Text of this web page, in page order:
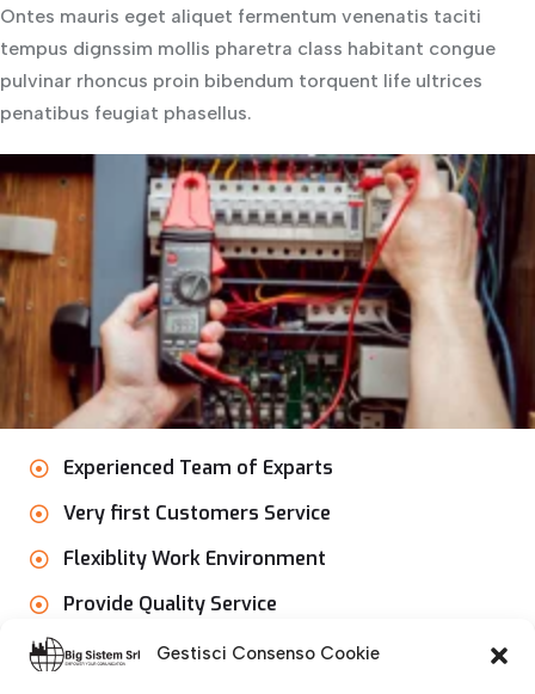
Gestisci Consenso Cookie
Ontes mauris eget aliquet fermentum venenatis taciti
tempus dignssim mollis pharetra class habitant congue
pulvinar rhoncus proin bibendum torquent life ultrices
penatibus feugiat phasellus.
Experienced Team of Exparts
Very first Customers Service
Flexiblity Work Environment
Provide Quality Service